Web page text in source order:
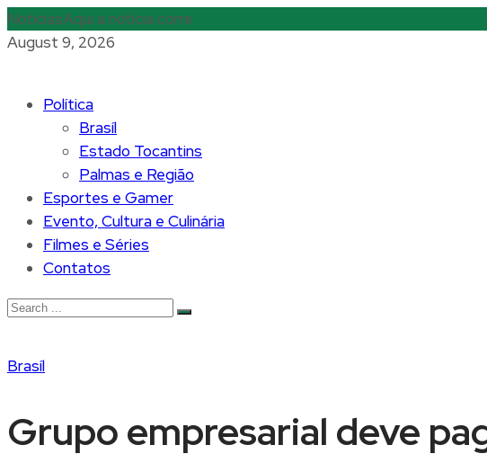
NotíciasAqui a notícia corre
August 9, 2026
Política
Brasíl
Estado Tocantins
Palmas e Região
Esportes e Gamer
Evento, Cultura e Culinária
Filmes e Séries
Contatos
Brasíl
Grupo empresarial deve